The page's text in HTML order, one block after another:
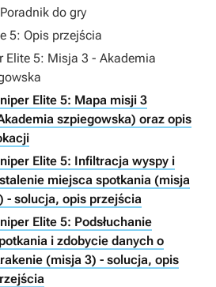
do gry
5: Opis przejścia
Elite 5: Misja 3 - Akademia
Elite 5: Mapa misji 3
szpiegowska) oraz opis
Elite 5: Infiltracja wyspy i
miejsca spotkania (misja
- solucja, opis przejścia
Elite 5: Podsłuchanie
i zdobycie danych o
(misja 3) - solucja, opis